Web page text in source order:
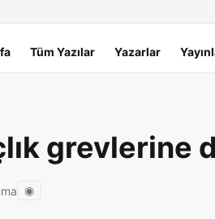
Tüm Yazılar Yazarlar
grevlerine
◉